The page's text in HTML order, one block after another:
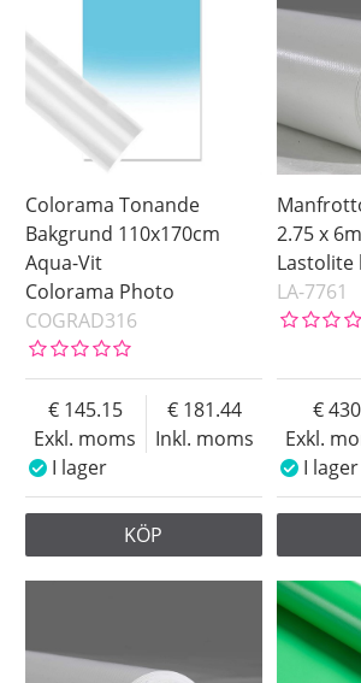
Colorama Tonande
Bakgrund 110x170cm
Aqua-Vit
Colorama Photo
COGRAD316
Exkl. moms
145.15
Inkl. moms
181.44
I lager
KÖP
2.75 x
LA-7761
Exkl.
430
I lager